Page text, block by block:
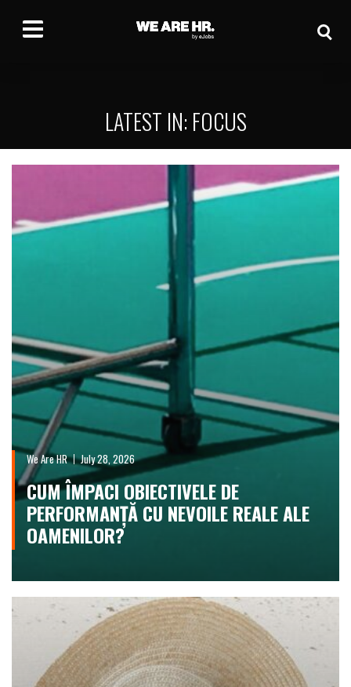
LATEST IN: FOCUS
We Are HR July 28, 2026
CUM ÎMPACI OBIECTIVELE DE
PERFORMANȚĂ CU NEVOILE REALE ALE
OAMENILOR?